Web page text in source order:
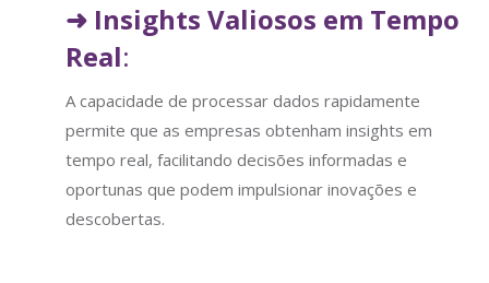
➜ Insights Valiosos em Tempo
Real:
A capacidade de processar dados rapidamente
permite que as empresas obtenham insights em
tempo real, facilitando decisões informadas e
oportunas que podem impulsionar inovações e
descobertas.